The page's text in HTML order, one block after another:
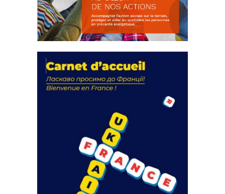
actions
18 septembre 2023
105370 Total 0 Votes 0 0 Aidez-nous à